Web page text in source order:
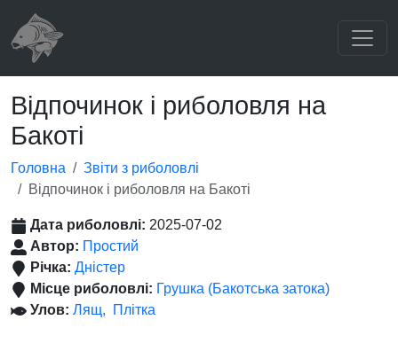
Відпочинок і риболовля на
Бакоті
Головна
Звіти з риболовлі
Відпочинок і риболовля на Бакоті
Дата риболовлі: 2025-07-02
Автор: Простий
Річка: Дністер
Місце риболовлі: Грушка (Бакотська затока)
Улов: Лящ Плітка